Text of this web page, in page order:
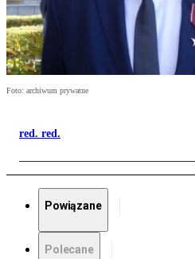
Foto: archiwum prywatne
red. red.
Powiązane
Polecane